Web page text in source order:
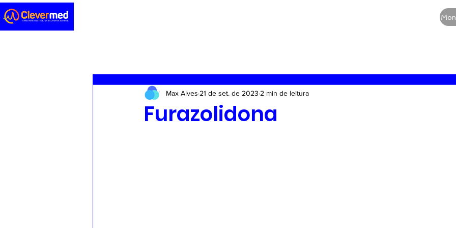
Casos clínicos Concursos
Furazolidona
Max Alves 21 de set. de 2023 2 min de leitura